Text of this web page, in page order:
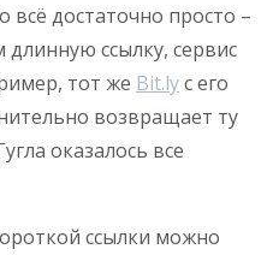
всё достаточно просто –
длинную ссылку, сервис
тот же Bit.lyс его
возвращает ту
оказалось все
ссылки можно